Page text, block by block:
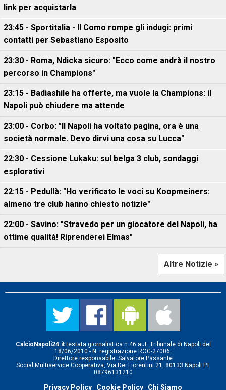
link per acquistarla
23:45 - Sportitalia - Il Como rompe gli indugi: primi
contatti per Sebastiano Esposito
23:30 - Roma, Ndicka sicuro: "Ecco come andrà il nostro
percorso in Champions"
23:15 - Badiashile ha offerte, ma vuole la Champions: il
Napoli può chiudere ma attende
23:00 - Corbo: "Il Napoli ha voltato pagina, ora è una
società normale. Devo dirvi una cosa su Lucca"
22:30 - Cessione Lukaku: sul belga 3 club, sondaggi
esplorativi
22:15 - Pedullà: "Ho verificato le voci su Koopmeiners:
almeno tre club hanno chiesto notizie"
22:00 - Savino: "Stravedo per un giocatore del Napoli, ha
ottime qualità! Riprenderei Elmas"
Altre Notizie »
CalcioNapoli24.ittestata giornalistica n.46 aut. Tribunale di Napoli del
18/06/2010 - N. registrazione ROC-27006.
Direttore responsabile: Salvatore Passante
Social Multiservice Cooperativa, Via Dei Fiorentini 21, 80133 Napoli P.I.
08796131210
Privacy Policy - Cookie Policy - Chi Siamo